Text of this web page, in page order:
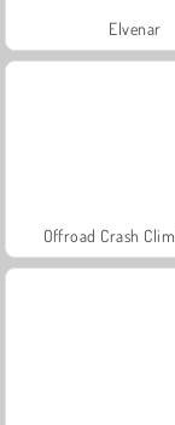
Elvenar
Offroad Crash